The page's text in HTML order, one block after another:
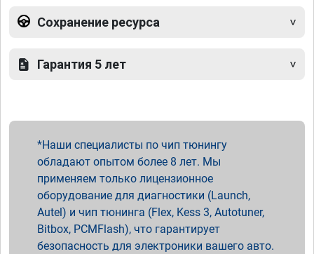
Сохранение ресурса
Гарантия 5 лет
Наши специалисты по чип тюнингу
обладают опытом более 8 лет. Мы
применяем только лицензионное
оборудование для диагностики (Launch,
Autel) и чип тюнинга (Flex, Kess 3, Autotuner,
Bitbox, PCMFlash), что гарантирует
безопасность для электроники вашего авто.